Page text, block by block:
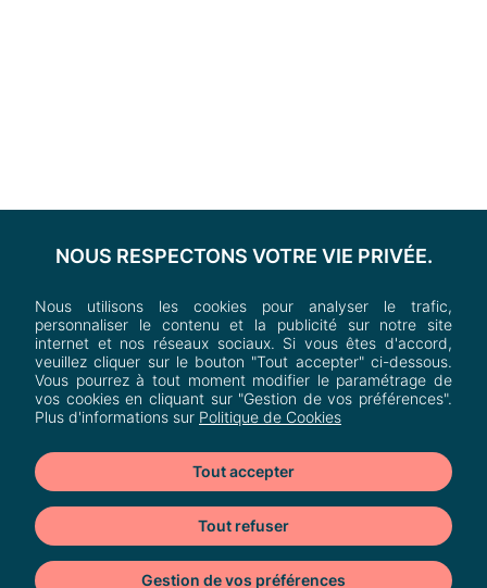
Heron Parc
NOUS RESPECTONS VOTRE VIE PRIVÉE.
Nous utilisons les cookies pour analyser le trafic,
personnaliser le contenu et la publicité sur notre site
internet et nos réseaux sociaux. Si vous êtes d'accord,
veuillez cliquer sur le bouton "Tout accepter" ci-dessous.
Vous pourrez à tout moment modifier le paramétrage de
vos cookies en cliquant sur "Gestion de vos préférences".
Plus d'informations sur Politique de Cookies
Tout accepter
Tout refuser
Gestion de vos préférences